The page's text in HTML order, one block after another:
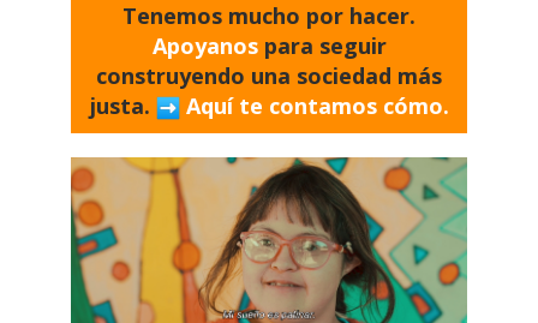
Tenemos mucho por hacer.
Apoyanos para seguir
construyendo una sociedad más
justa.
Aquí te contamos cómo.